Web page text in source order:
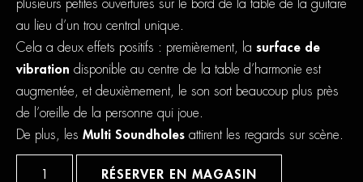
plusieurs petites ouvertures sur le bord de la table de la guitare
au lieu d’un trou central unique.
Cela a deux effets positifs : premièrement, la surface de
vibration disponible au centre de la table d’harmonie est
augmentée, et deuxièmement, le son sort beaucoup plus près
de l’oreille de la personne qui joue.
De plus, les Multi Soundholes attirent les regards sur scène.
RÉSERVER EN MAGASIN